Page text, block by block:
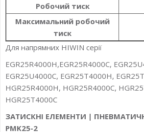
Робочий тиск
Максимальний робочий
тиск
Для напрямних HIWIN серії
EGR25R4000H,EGR25R4000C,
EGR25U4000C, EGR25T4000H,
HGR25R4000H, HGR25R4000C,
HGR25T4000C
ЗАТИСКНІ ЕЛЕМЕНТИ |
PMK25-2